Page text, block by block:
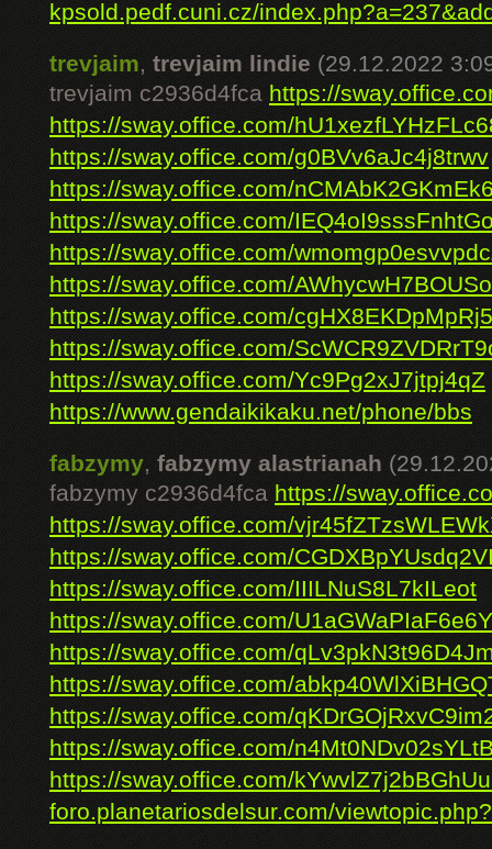
kpsold.pedf.cuni.cz/
trevjaim, trevjaim lindie (29.12.2022
trevjaim c2936d4fca https://
https://sway.office.com/
https://sway.office.com/g0BVv6aJc4j8trwv
https://sway.office.com/
https://sway.office.com/
https://sway.office.com/
https://sway.office.com/
https://sway.office.com/
https://sway.office.com/
https://sway.office.com/Yc9Pg2xJ7jtpj4qZ
https://www.gendaikikaku.net/phone/bbs
fabzymy, fabzymy alastrianah
fabzymy c2936d4fca https://
https://sway.office.com/
https://sway.office.com/
https://sway.office.com/IIILNuS8L7kILeot
https://sway.office.com/
https://sway.office.com/
https://sway.office.com/
https://sway.office.com/
https://sway.office.com/
https://sway.office.com/
foro.planetariosdelsur.com/